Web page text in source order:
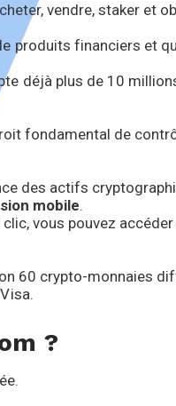
vendre, staker et
produits financiers et
déjà plus de 10
fondamental de
des actifs
mobile.
vous pouvez
60 crypto-monnaies
?